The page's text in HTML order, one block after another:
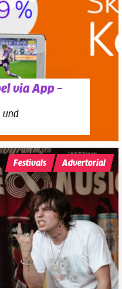
via App –
und
Festivals Advertorial